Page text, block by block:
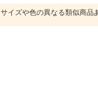
サイズや色の異なる類似商品